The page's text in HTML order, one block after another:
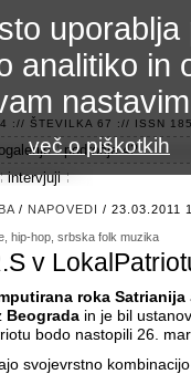
:// ŠTEVILKA 67 :// ISSN
področje 42
intervjuji
/ NAPOVEDI / 23.03.2011
hip-hop, srbska folk muzika
v
roka Satrianija
Beograda in je bil
bodo nastopili 26.
svojevrstno
analitiko in
več o piškotkih